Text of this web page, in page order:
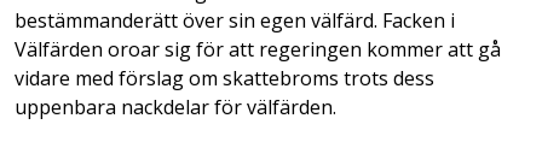
bestämmanderätt över sin egen välfärd. Facken i
Välfärden oroar sig för att regeringen kommer att gå
vidare med förslag om skattebroms trots dess
uppenbara nackdelar för välfärden.